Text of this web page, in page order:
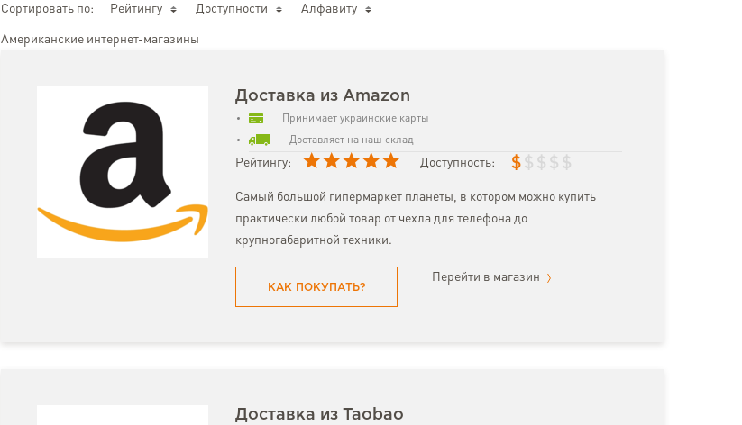
Сортировать по: Рейтингу Доступности Алфавиту
Американские интернет-магазины
Доставка из Amazon
Принимает украинские карты
Доставляет на наш склад
Рейтингу: Доступность: $ $ $ $ $
Самый большой гипермаркет планеты, в котором можно купить
практически любой товар от чехла для телефона до
крупногабаритной техники.
КАК ПОКУПАТЬ?
Перейти в магазин
Доставка из Taobao